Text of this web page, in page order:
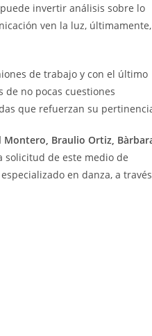
invertir análisis sobre lo
ven la luz, últimamente,
de trabajo y con el último
de no pocas cuestiones
que refuerzan su
Montero, Braulio Ortiz,
solicitud de este medio de
en danza, a través